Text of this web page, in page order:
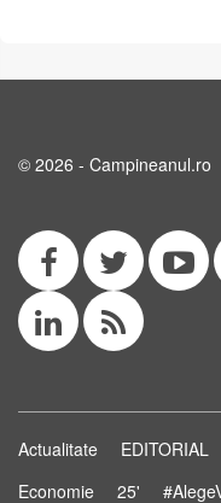
© 2026 - Campineanul.ro
Actualitate EDITORIAL
Economie
25'